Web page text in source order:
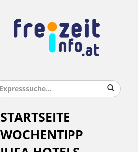
STARTSEITE
WOCHENTIPP